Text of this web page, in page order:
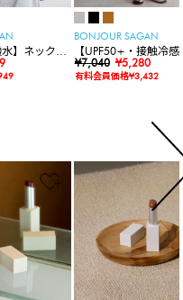
水】ネックカ
ムハット
BONJOUR SAGAN
【UPF50+・接触冷感
水】【水陸両用】ラ
ードロンパース
¥7,040 ¥5,280
有料会員価格¥3,432